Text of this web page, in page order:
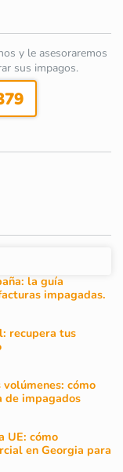
y le asesoraremos
sus impagos.
la guía
impagadas.
recupera tus
cómo
de impagados
UE: cómo
en Georgia para